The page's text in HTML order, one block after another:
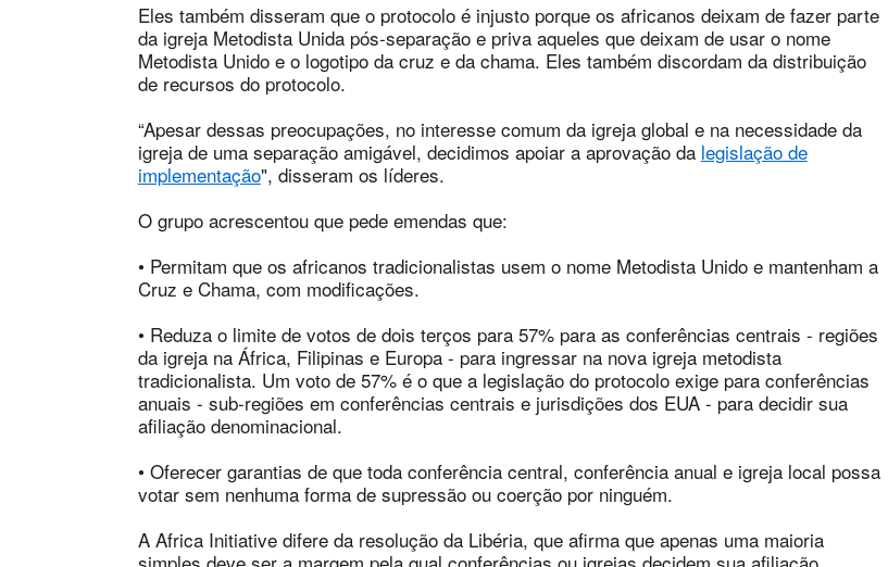
Eles também disseram que o protocolo é injusto porque os africanos deixam de fazer parte
da igreja Metodista Unida pós-separação e priva aqueles que deixam de usar o nome
Metodista Unido e o logotipo da cruz e da chama. Eles também discordam da distribuição
de recursos do protocolo.
“Apesar dessas preocupações, no interesse comum da igreja global e na necessidade da
igreja de uma separação amigável, decidimos apoiar a aprovação da legislação de
implementação", disseram os líderes.
O grupo acrescentou que pede emendas que:
• Permitam que os africanos tradicionalistas usem o nome Metodista Unido e mantenham a
Cruz e Chama, com modificações.
• Reduza o limite de votos de dois terços para 57% para as conferências centrais - regiões
da igreja na África, Filipinas e Europa - para ingressar na nova igreja metodista
tradicionalista. Um voto de 57% é o que a legislação do protocolo exige para conferências
anuais - sub-regiões em conferências centrais e jurisdições dos EUA - para decidir sua
afiliação denominacional.
• Oferecer garantias de que toda conferência central, conferência anual e igreja local possa
votar sem nenhuma forma de supressão ou coerção por ninguém.
A Africa Initiative difere da resolução da Libéria, que afirma que apenas uma maioria